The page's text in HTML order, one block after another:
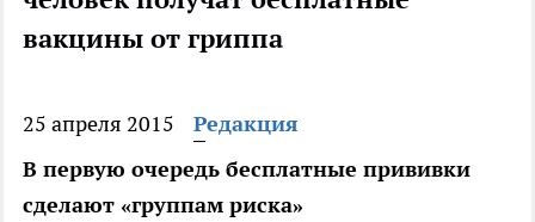
вакцины от гриппа
25 апреля 2015
Редакция
В первую очередь бесплатные прививки
сделают «группам риска»